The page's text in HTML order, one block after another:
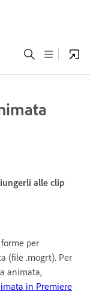
alle clip
per
(file .mogrt). Per
animata,
in Premiere